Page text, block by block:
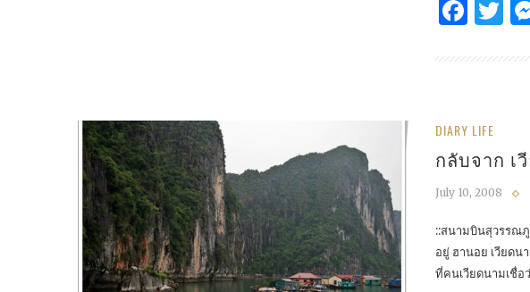
DIARY LIFE
กลับจาก เ
July 10, 2008
::สนามบินสุวรรณ
อยู่ ฮานอย เวียด
ที่คนเวียดนามเชื่อ